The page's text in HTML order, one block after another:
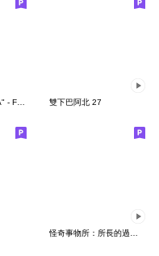
"GOKIGEN PANDA" - Feeling / global 雙下巴阿北 27